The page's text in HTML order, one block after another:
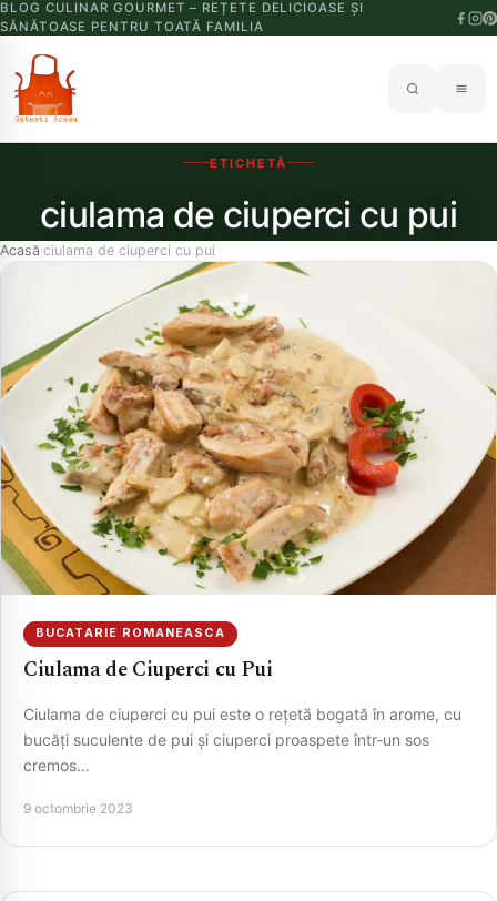
BLOG CULINAR GOURMET – REȚETE DELICIOASE ȘI
SĂNĂTOASE PENTRU TOATĂ FAMILIA
ETICHETĂ
ciulama de ciuperci cu pui
Acasă›ciulama de ciuperci cu pui
BUCATARIE ROMANEASCA
Ciulama de Ciuperci cu Pui
Ciulama de ciuperci cu pui este o rețetă bogată în arome, cu
bucăți suculente de pui și ciuperci proaspete într-un sos
cremos…
9 octombrie 2023